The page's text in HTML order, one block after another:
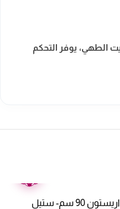
أو توقيت الطهي، يوفر التحكم
فرن كهرباء بلت ان اريستون 90 سم- ستيل